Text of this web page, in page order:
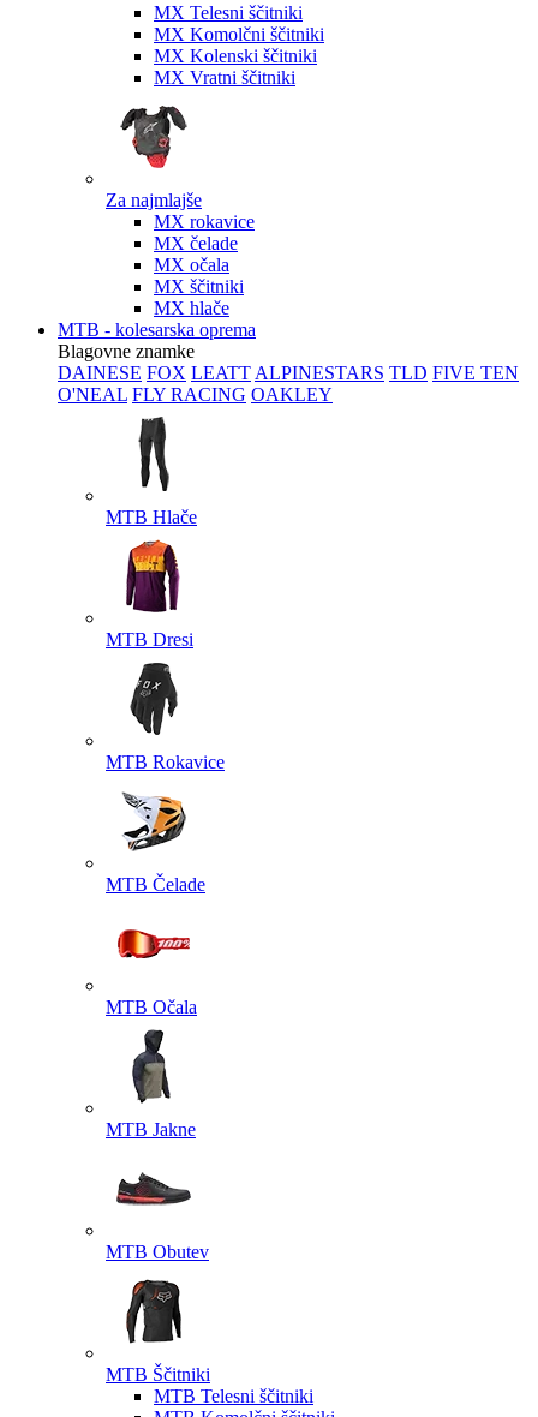
MX Telesni ščitniki
MX Komolčni ščitniki
MX Kolenski ščitniki
MX Vratni ščitniki
Za najmlajše
MX rokavice
MX čelade
MX očala
MX ščitniki
MX hlače
MTB - kolesarska oprema
Blagovne znamke
DAINESE FOX LEATT ALPINESTARS TLD FIVE TEN
O'NEAL FLY RACING OAKLEY
MTB Hlače
MTB Dresi
MTB Rokavice
MTB Čelade
MTB Očala
MTB Jakne
MTB Obutev
MTB Ščitniki
MTB Telesni ščitniki